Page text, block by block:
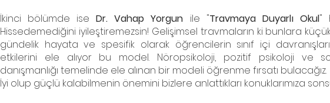
İkinci bölümde ise Dr. Vahap Yorgun ile "Travmaya Duyarlı Okul"
Hissedemediğini iyileştiremezsin! Gelişimsel travmaların ki bunlara
gündelik hayata ve spesifik olarak öğrencilerin sınıf içi
etkilerini ele alıyor bu model. Nöropsikoloji, pozitif psikoloji ve
danışmanlığı temelinde ele alınan bir modeli öğrenme fırsatı bulacağız.
İyi olup güçlü kalabilmenin önemini bizlere anlattıkları konuklarımıza